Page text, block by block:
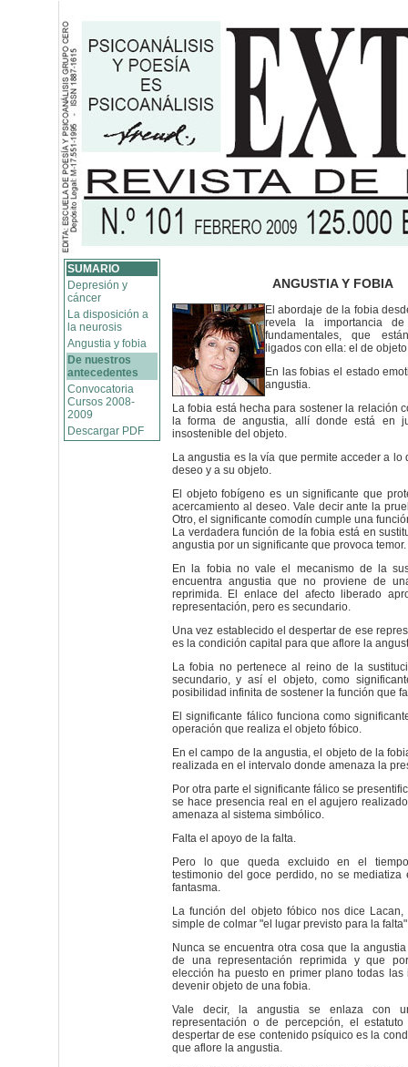
SUMARIO
Depresión y
cáncer
La disposición a
la neurosis
Angustia y fobia
De nuestros
antecedentes
Convocatoria
Cursos 2008-
2009
Descargar PDF
ANGUSTIA Y FOBIA
El abordaje de la fobia
revela la importancia
fundamentales, que
ligados con ella: el de
En las fobias el estado
angustia.
La fobia está hecha para sostener la relación
la forma de angustia, allí donde está en
insostenible del objeto.
La angustia es la vía que permite acceder a lo
deseo y a su objeto.
El objeto fobígeno es un significante que
acercamiento al deseo. Vale decir ante la
Otro, el significante comodín cumple una
La verdadera función de la fobia está en
angustia por un significante que provoca temor.
En la fobia no vale el mecanismo de la
encuentra angustia que no proviene de
reprimida. El enlace del afecto liberado
representación, pero es secundario.
Una vez establecido el despertar de ese
es la condición capital para que aflore la
La fobia no pertenece al reino de la
secundario, y así el objeto, como
posibilidad infinita de sostener la función que
El significante fálico funciona como
operación que realiza el objeto fóbico.
En el campo de la angustia, el objeto de la
realizada en el intervalo donde amenaza la
Por otra parte el significante fálico se
se hace presencia real en el agujero
amenaza al sistema simbólico.
Falta el apoyo de la falta.
Pero lo que queda excluido en el
testimonio del goce perdido, no se mediatiza
fantasma.
La función del objeto fóbico nos dice
simple de colmar "el lugar previsto para la
Nunca se encuentra otra cosa que la
de una representación reprimida y que
elección ha puesto en primer plano todas las
devenir objeto de una fobia.
Vale decir, la angustia se enlaza con
representación o de percepción, el
despertar de ese contenido psíquico es la
que aflore la angustia.